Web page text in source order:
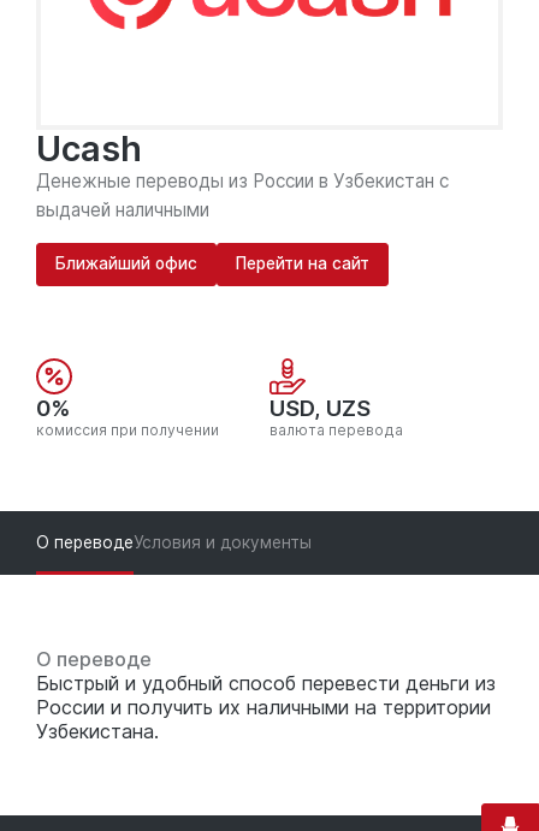
Ucash
Денежные переводы из России в Узбекистан с
выдачей наличными
Ближайший офис Перейти на сайт
0%
комиссия при получении
USD, UZS
валюта перевода
О переводеУсловия и документы
О переводе
Быстрый и удобный способ перевести деньги из
России и получить их наличными на территории
Узбекистана.